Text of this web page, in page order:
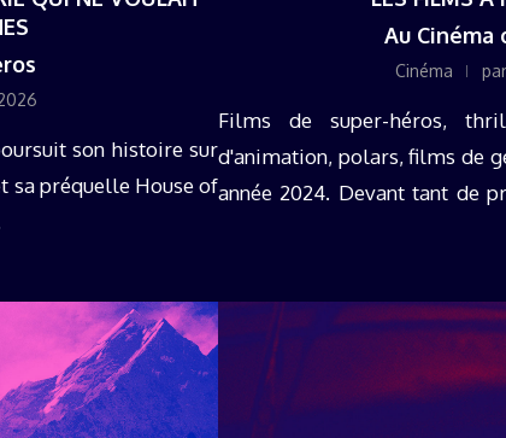
son histoire sur
sa préquelle House of
Au Cinéma
Cinéma
Films de super-héros,
d'animation, polars, films de
année 2024. Devant tant de